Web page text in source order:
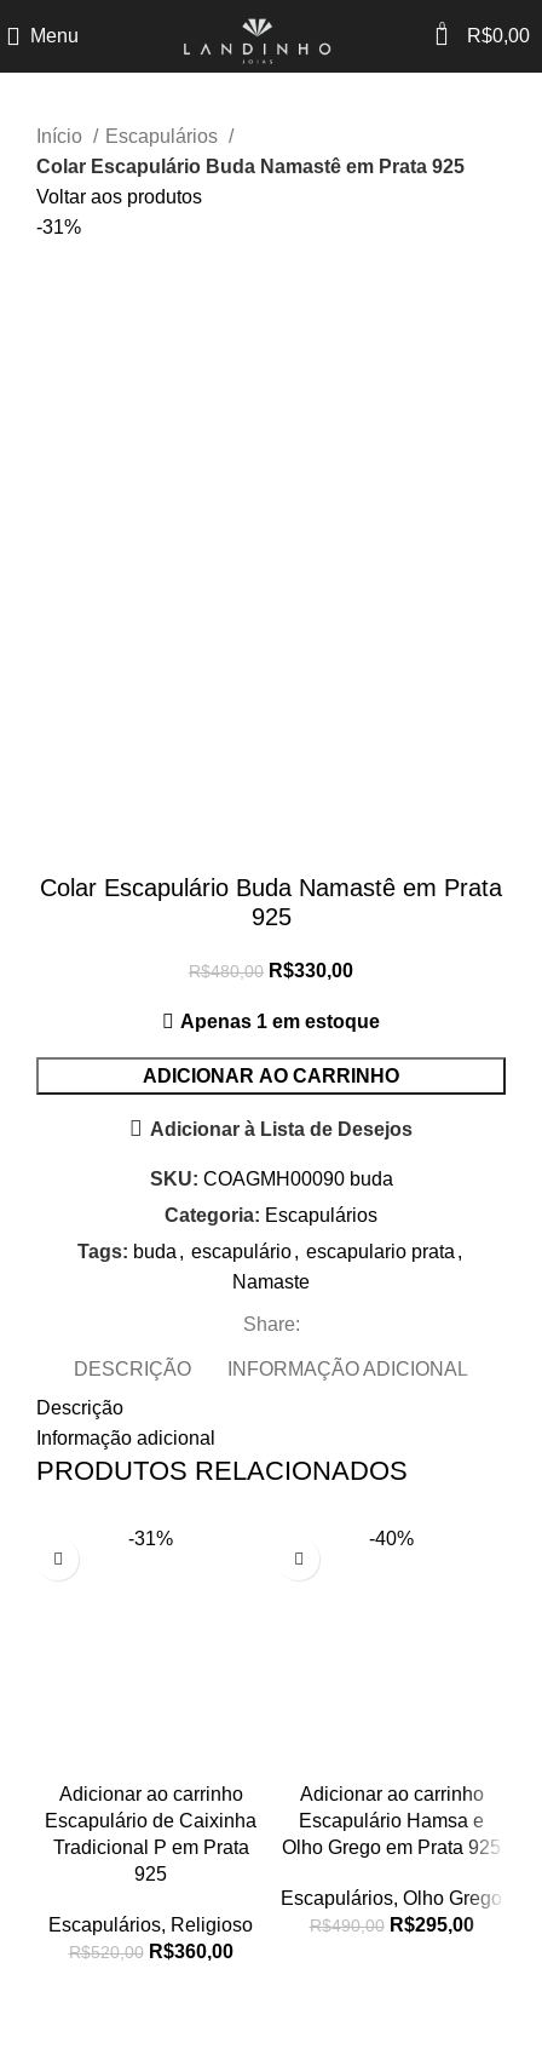
Menu 0 R$0,00
Início
Escapulários
Colar Escapulário Buda Namastê em Prata 925
Voltar aos produtos
-31%
Colar Escapulário Buda Namastê em Prata
925
R$480,00 R$330,00
Apenas 1 em estoque
ADICIONAR AO CARRINHO
Adicionar à Lista de Desejos
SKU: COAGMH00090 buda
Categoria: Escapulários
Tags: buda , escapulário, escapulario prata ,
Namaste
Share:
DESCRIÇÃO
INFORMAÇÃO ADICIONAL
Descrição
Informação adicional
PRODUTOS RELACIONADOS
-31%
Adicionar ao carrinho
Escapulário de Caixinha
Tradicional P em Prata
925
Escapulários, Religioso
R$520,00 R$360,00
-40%
Adicionar ao carrinho
Escapulário Hamsa e
Olho Grego em Prata 925
Escapulários, Olho Grego
R$490,00 R$295,00